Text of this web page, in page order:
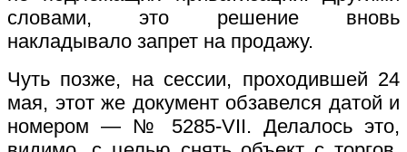
словами, это решение вновь
накладывало запрет на продажу.
Чуть позже, на сессии, проходившей 24
мая, этот же документ обзавелся датой и
номером — № 5285-VII. Делалось это,